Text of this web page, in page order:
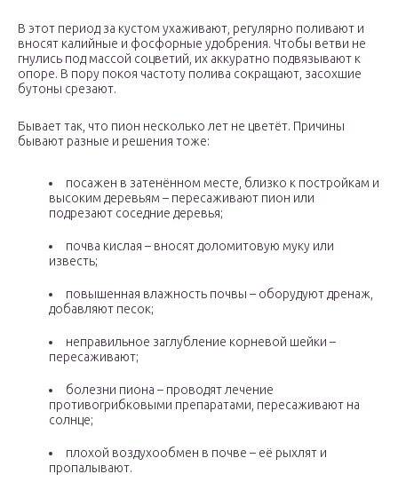
В этот период за кустом ухаживают, регулярно поливают и
вносят калийные и фосфорные удобрения. Чтобы ветви не
гнулись под массой соцветий, их аккуратно подвязывают к
опоре. В пору покоя частоту полива сокращают, засохшие
бутоны срезают.
Бывает так, что пион несколько лет не цветёт. Причины
бывают разные и решения тоже:
посажен в затенённом месте, близко к постройкам и
высоким деревьям – пересаживают пион или
подрезают соседние деревья;
почва кислая – вносят доломитовую муку или
известь;
повышенная влажность почвы – оборудуют дренаж,
добавляют песок;
неправильное заглубление корневой шейки –
пересаживают;
болезни пиона – проводят лечение
противогрибковыми препаратами, пересаживают на
солнце;
плохой воздухообмен в почве – её рыхлят и
пропалывают.